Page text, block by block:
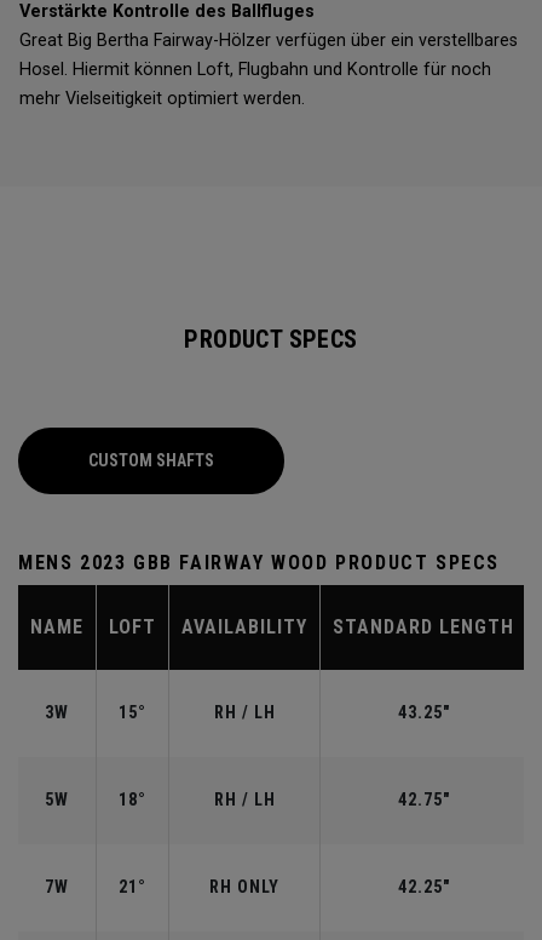
Verstärkte Kontrolle des Ballfluges
Great Big Bertha Fairway-Hölzer verfügen über ein verstellbares
Hosel. Hiermit können Loft, Flugbahn und Kontrolle für noch
mehr Vielseitigkeit optimiert werden.
PRODUCT SPECS
CUSTOM SHAFTS
MENS 2023 GBB FAIRWAY WOOD PRODUCT SPECS
NAME LOFT AVAILABILITY STANDARD LENGTH
3W 15° RH / LH 43.25"
5W 18° RH / LH 42.75"
7W 21° RH ONLY 42.25"